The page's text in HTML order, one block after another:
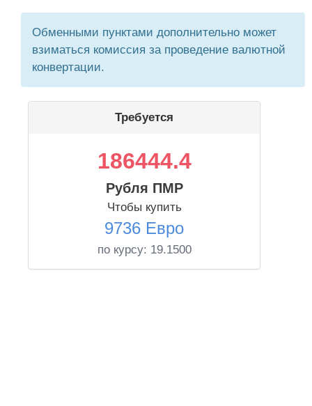
Обменными пунктами дополнительно может
взиматься комиссия за проведение валютной
конвертации.
Требуется
186444.4
Рубля ПМР
Чтобы купить
9736 Евро
по курсу: 19.1500